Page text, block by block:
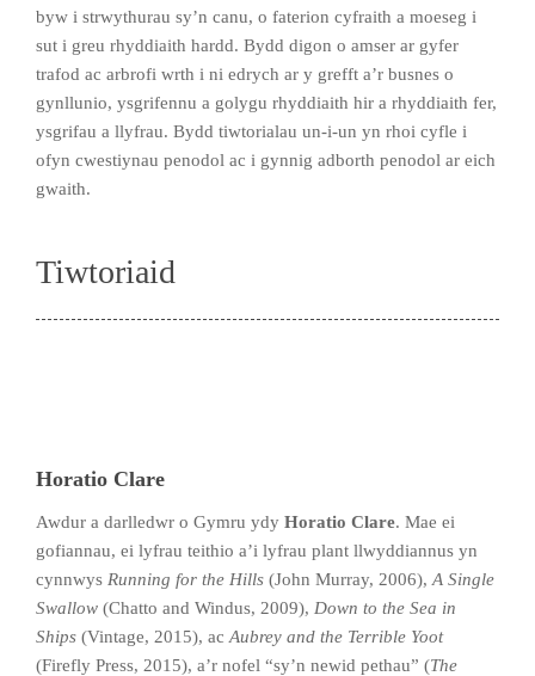
byw i strwythurau sy’n canu, o faterion cyfraith a moeseg i
sut i greu rhyddiaith hardd. Bydd digon o amser ar gyfer
trafod ac arbrofi wrth i ni edrych ar y grefft a’r busnes o
gynllunio, ysgrifennu a golygu rhyddiaith hir a rhyddiaith fer,
ysgrifau a llyfrau. Bydd tiwtorialau un-i-un yn rhoi cyfle i
ofyn cwestiynau penodol ac i gynnig adborth penodol ar eich
gwaith.
Tiwtoriaid
Horatio Clare
Awdur a darlledwr o Gymru ydy Horatio Clare. Mae ei
gofiannau, ei lyfrau teithio a’i lyfrau plant llwyddiannus yn
cynnwys Running for the Hills (John Murray, 2006), A Single
Swallow (Chatto and Windus, 2009), Down to the Sea in
Ships (Vintage, 2015), ac Aubrey and the Terrible Yoot
(Firefly Press, 2015), a’r nofel “sy’n newid pethau” (The